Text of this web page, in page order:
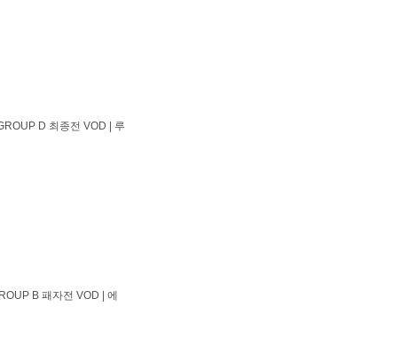
D 최종전 VOD | 루
B 패자전 VOD | 에